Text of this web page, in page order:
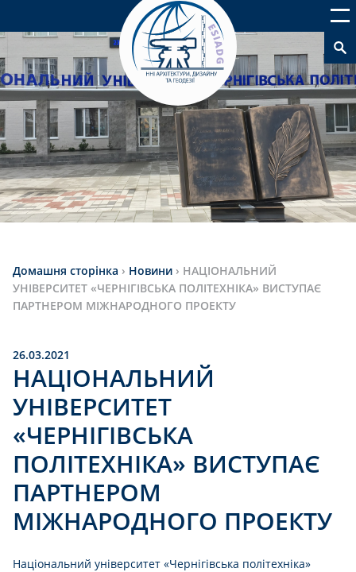
Домашня сторінка › Новини › НАЦІОНАЛЬНИЙ
УНІВЕРСИТЕТ «ЧЕРНІГІВСЬКА ПОЛІТЕХНІКА» ВИСТУПАЄ
ПАРТНЕРОМ МІЖНАРОДНОГО ПРОЕКТУ
26.03.2021
НАЦІОНАЛЬНИЙ
УНІВЕРСИТЕТ
«ЧЕРНІГІВСЬКА
ПОЛІТЕХНІКА» ВИСТУПАЄ
ПАРТНЕРОМ
МІЖНАРОДНОГО ПРОЕКТУ
Національний університет «Чернігівська політехніка»